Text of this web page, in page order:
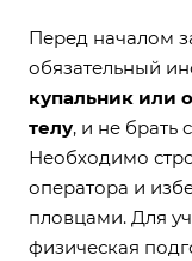
Перед началом
обязательный
купальник или
телу, и не брать
Необходимо
оператора и
пловцами. Для
физическая